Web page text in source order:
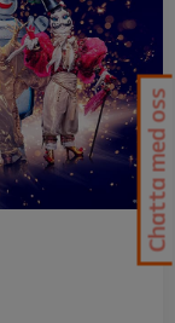
Chatta med oss